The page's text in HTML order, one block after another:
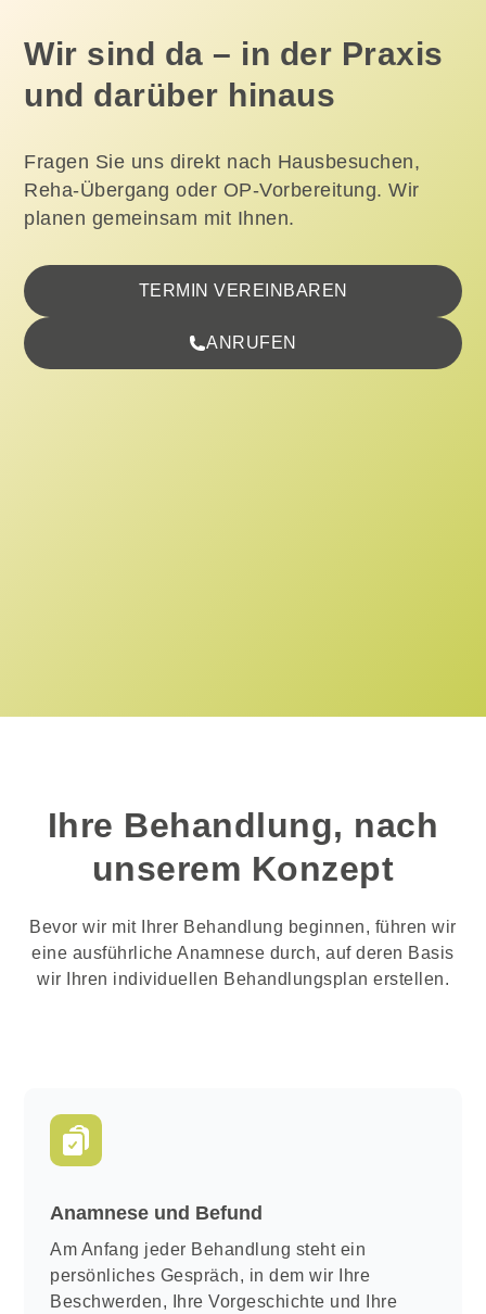
Wir sind da – in der Praxis
und darüber hinaus
Fragen Sie uns direkt nach Hausbesuchen,
Reha-Übergang oder OP-Vorbereitung. Wir
planen gemeinsam mit Ihnen.
TERMIN VEREINBAREN
ANRUFEN
Ihre Behandlung, nach
unserem Konzept
Bevor wir mit Ihrer Behandlung beginnen, führen wir
eine ausführliche Anamnese durch, auf deren Basis
wir Ihren individuellen Behandlungsplan erstellen.
Anamnese und Befund
Am Anfang jeder Behandlung steht ein
persönliches Gespräch, in dem wir Ihre
Beschwerden, Ihre Vorgeschichte und Ihre